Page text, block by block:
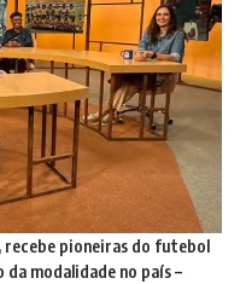
, recebe pioneiras do futebol
da modalidade no país –